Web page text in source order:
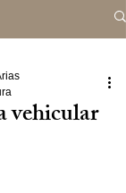
vehicular